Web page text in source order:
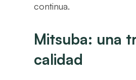
continua.
Mitsuba: una
calidad